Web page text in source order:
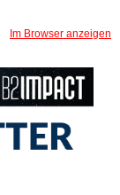
Im Browser anzeigen